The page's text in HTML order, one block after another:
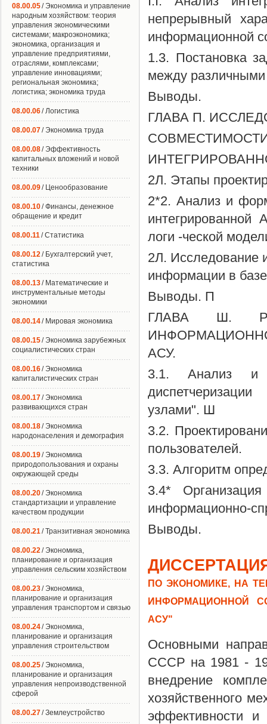
непрерывный
информационной
1.3. Постановка
между
Выводы.
ГЛАВА П.
2Л. Этапы
2*2. Анализ и
логи -ческой
2Л. Исследование
информации в
Выводы. П
ГЛАВА Ш.
АСУ.
3.1. Анализ и
узлами". Ш
3.2.
пользователей.
3.3. Алгоритм
3.4*
информационно-
Выводы.
ПО ЭКОНОМИКЕ, НА
ИНФОРМАЦИОННОЙ
АСУ"
Основными
СССР на 1981 -
внедрение
хозяйственного
эффективности и
08.00.05/ Экономика и управление
народным хозяйством: теория
управления экономическими
системами; макроэкономика;
экономика, организация и
управление предприятиями,
отраслями, комплексами;
управление инновациями;
региональная экономика;
логистика; экономика труда
08.00.06/ Логистика
08.00.07/ Экономика труда
08.00.08/ Эффективность
капитальных вложений и новой
техники
08.00.09/ Ценообразование
08.00.10/ Финансы, денежное
обращение и кредит
08.00.11/ Статистика
08.00.12/ Бухгалтерский учет,
статистика
08.00.13/ Математические и
инструментальные методы
экономики
08.00.14/ Мировая экономика
08.00.15/ Экономика зарубежных
социалистических стран
08.00.16/ Экономика
капиталистических стран
08.00.17/ Экономика
развивающихся стран
08.00.18/ Экономика
народонаселения и демография
08.00.19/ Экономика
природопользования и охраны
окружающей среды
08.00.20/ Экономика
стандартизации и управление
качеством продукции
08.00.21/ Транзитивная экономика
08.00.22/ Экономика,
планирование и организация
управления сельским хозяйством
08.00.23/ Экономика,
планирование и организация
управления транспортом и связью
08.00.24/ Экономика,
планирование и организация
управления строительством
08.00.25/ Экономика,
планирование и организация
управления непроизводственной
сферой
08.00.27/ Землеустройство